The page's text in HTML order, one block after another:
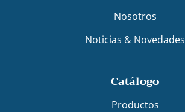
Nosotros
Noticias & Novedades
Catálogo
Productos